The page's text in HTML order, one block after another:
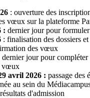
: ouverture des
vœux sur la plateforme
: dernier jour pour
: finalisation des dossiers
des vœux
dernier jour pour compléter
vœux
avril 2026 : passage des
au sein du
résultats d'admission